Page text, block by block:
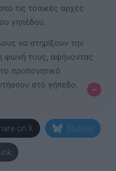
τις τοπικές αρχές
γηπέδου.
να στηρίξουν την
φωνή τους, αφήνοντας
προπονητικό
στο γήπεδο.
–
on X Bluesky